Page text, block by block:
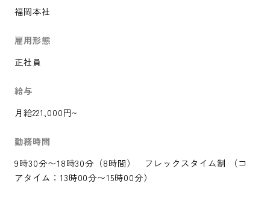
福岡本社
雇用形態
正社員
給与
月給221,000円~
勤務時間
9時30分〜18時30分（8時間） フレックスタイム制 （コ
アタイム：13時00分〜15時00分）